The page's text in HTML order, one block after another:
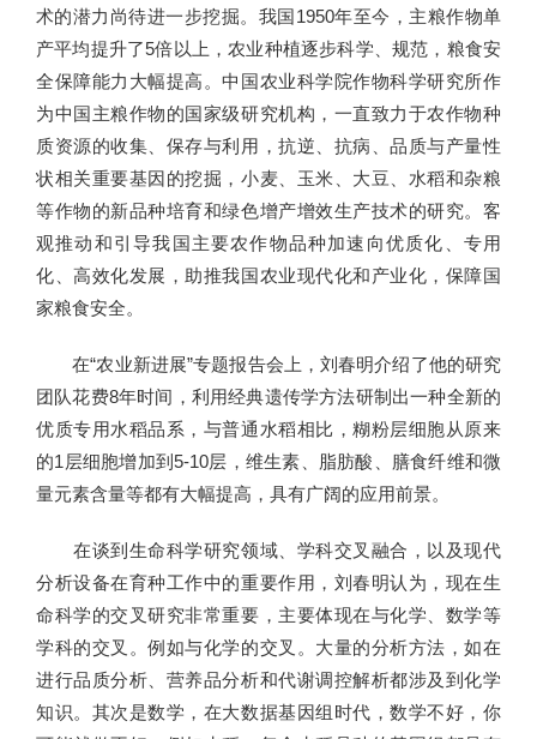
术的潜力尚待进一步挖掘。我国1950年至今，主粮作物单
产平均提升了5倍以上，农业种植逐步科学、规范，粮食安
全保障能力大幅提高。中国农业科学院作物科学研究所作
为中国主粮作物的国家级研究机构，一直致力于农作物种
质资源的收集、保存与利用，抗逆、抗病、品质与产量性
状相关重要基因的挖掘，小麦、玉米、大豆、水稻和杂粮
等作物的新品种培育和绿色增产增效生产技术的研究。客
观推动和引导我国主要农作物品种加速向优质化、专用
化、高效化发展，助推我国农业现代化和产业化，保障国
家粮食安全。
在“农业新进展”专题报告会上，刘春明介绍了他的研究
团队花费8年时间，利用经典遗传学方法研制出一种全新的
优质专用水稻品系，与普通水稻相比，糊粉层细胞从原来
的1层细胞增加到5-10层，维生素、脂肪酸、膳食纤维和微
量元素含量等都有大幅提高，具有广阔的应用前景。
在谈到生命科学研究领域、学科交叉融合，以及现代
分析设备在育种工作中的重要作用，刘春明认为，现在生
命科学的交叉研究非常重要，主要体现在与化学、数学等
学科的交叉。例如与化学的交叉。大量的分析方法，如在
进行品质分析、营养品分析和代谢调控解析都涉及到化学
知识。其次是数学，在大数据基因组时代，数学不好，你